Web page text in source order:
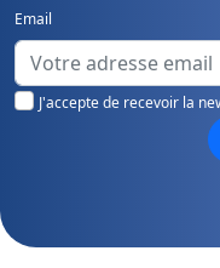
Email
J'accepte de recevoir la